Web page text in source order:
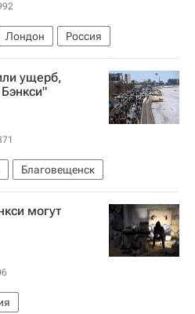
Лондон Россия
ущерб,
Благовещенск
могут